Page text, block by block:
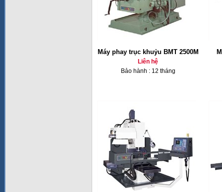
Máy phay trục khuỷu BMT 2500M
Liên hệ
Bảo hành : 12 tháng